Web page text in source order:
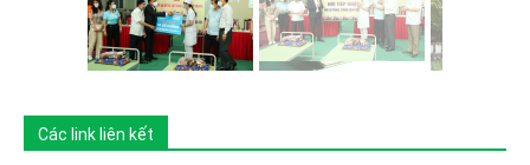
Các link liên kết